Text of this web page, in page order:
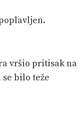
vršio pritisak na
bilo teže